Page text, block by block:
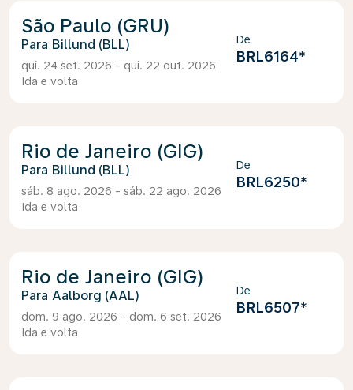
São Paulo (GRU)
Billund (BLL)
qui. 24 set. 2026 - qui. 22 out. 2026
Ida e volta
De
BRL6164*
Rio de Janeiro (GIG)
Billund (BLL)
sáb. 8 ago. 2026 - sáb. 22 ago. 2026
Ida e volta
De
BRL6250*
Rio de Janeiro (GIG)
Aalborg (AAL)
dom. 9 ago. 2026 - dom. 6 set. 2026
Ida e volta
De
BRL6507*